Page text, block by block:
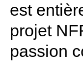
est
projet
passion